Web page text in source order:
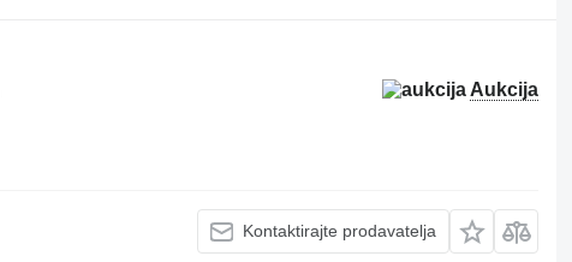
Aukcija
Kontaktirajte prodavatelja